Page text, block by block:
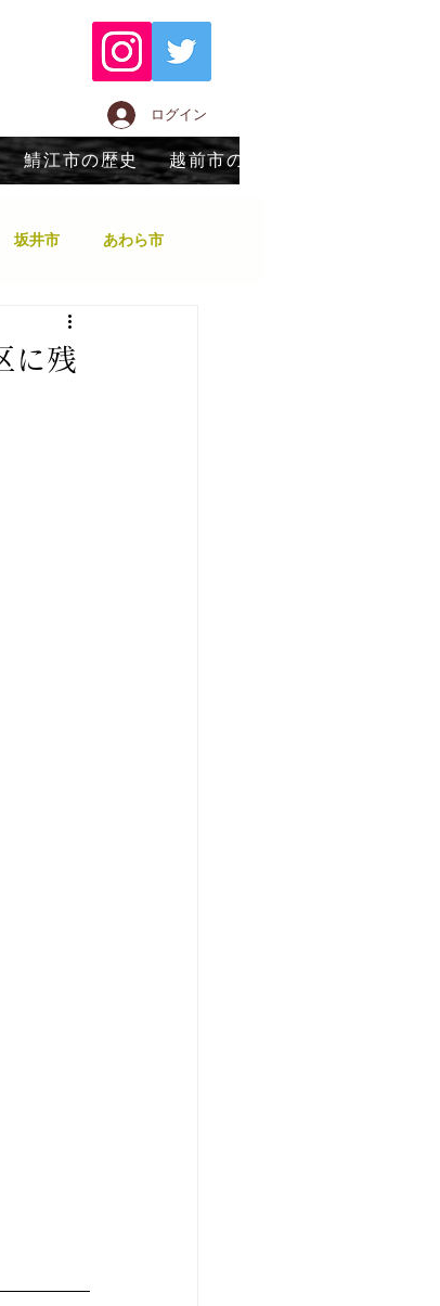
ログイン
鯖江市の歴史 越前市の歴史
坂井市 あわら市
に残